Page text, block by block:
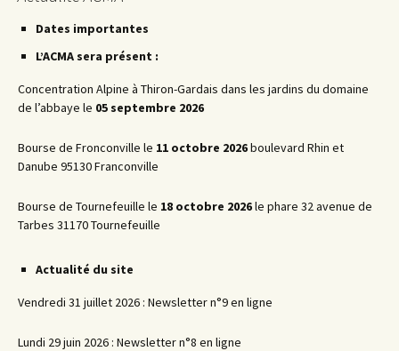
articles
Dates importantes
L’ACMA sera présent :
Concentration Alpine à Thiron-Gardais dans les jardins du domaine
de l’abbaye le 05 septembre 2026
Bourse de Fronconville le 11 octobre 2026boulevard Rhin et
Danube 95130 Franconville
Bourse de Tournefeuille le 18 octobre 2026le phare 32 avenue de
Tarbes 31170 Tournefeuille
Actualité du site
Vendredi 31 juillet 2026 : Newsletter n°9 en ligne
Lundi 29 juin 2026 : Newsletter n°8 en ligne